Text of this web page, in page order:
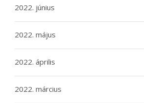
2022. június
2022. május
2022. április
2022. március